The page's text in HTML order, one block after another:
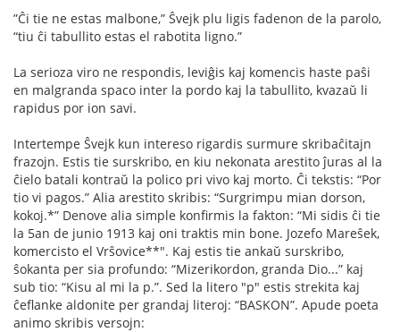
”Ĉi tie ne estas malbone,” Ŝvejk plu ligis fadenon de la parolo,
“tiu ĉi tabullito estas el rabotita ligno.”
La serioza viro ne respondis, leviĝis kaj komencis haste paŝi
en malgranda spaco inter la pordo kaj la tabullito, kvazaŭ li
rapidus por ion savi.
Intertempe Ŝvejk kun intereso rigardis surmure skribaĉitajn
frazojn. Estis tie surskribo, en kiu nekonata arestito ĵuras al la
ĉielo batali kontraŭ la polico pri vivo kaj morto. Ĉi tekstis: “Por
tio vi pagos.” Alia arestito skribis: “Surgrimpu mian dorson,
kokoj.*” Denove alia simple konﬁrmis la fakton: “Mi sidis ĉi tie
la 5an de junio 1913 kaj oni traktis min bone. Jozefo Mareŝek,
komercisto el Vrŝovice**". Kaj estis tie ankaŭ surskribo,
ŝokanta per sia profundo: “Mizerikordon, granda Dio...” kaj
sub tio: “Kisu al mi la p.”. Sed la litero "p" estis strekita kaj
ĉeﬂanke aldonite per grandaj literoj: “BASKON”. Apude poeta
animo skribis versojn: